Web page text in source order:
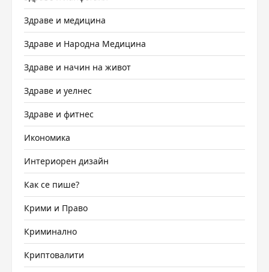
Здраве и медицина
Здраве и Народна Медицина
Здраве и начин на живот
Здраве и уелнес
Здраве и фитнес
Икономика
Интериорен дизайн
Как се пише?
Крими и Право
Криминално
Криптовалити